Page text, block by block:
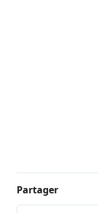
Partager